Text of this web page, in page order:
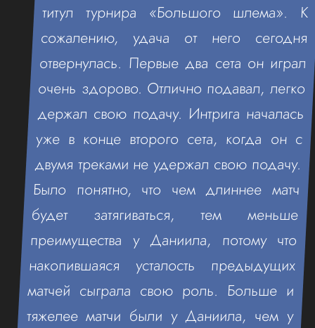
титул турнира «Большого шлема». К
сожалению, удача от него сегодня
отвернулась. Первые два сета он играл
очень здорово. Отлично подавал, легко
держал свою подачу. Интрига началась
уже в конце второго сета, когда он с
двумя треками не удержал свою подачу.
Было понятно, что чем длиннее матч
будет затягиваться, тем меньше
преимущества у Даниила, потому что
накопившаяся усталость предыдущих
матчей сыграла свою роль. Больше и
тяжелее матчи были у Даниила, чем у